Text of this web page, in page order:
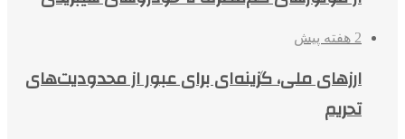
2 هفته پیش
ارزهای ملی، گزینه‌ای برای عبور از محدودیت‌های
تحریم